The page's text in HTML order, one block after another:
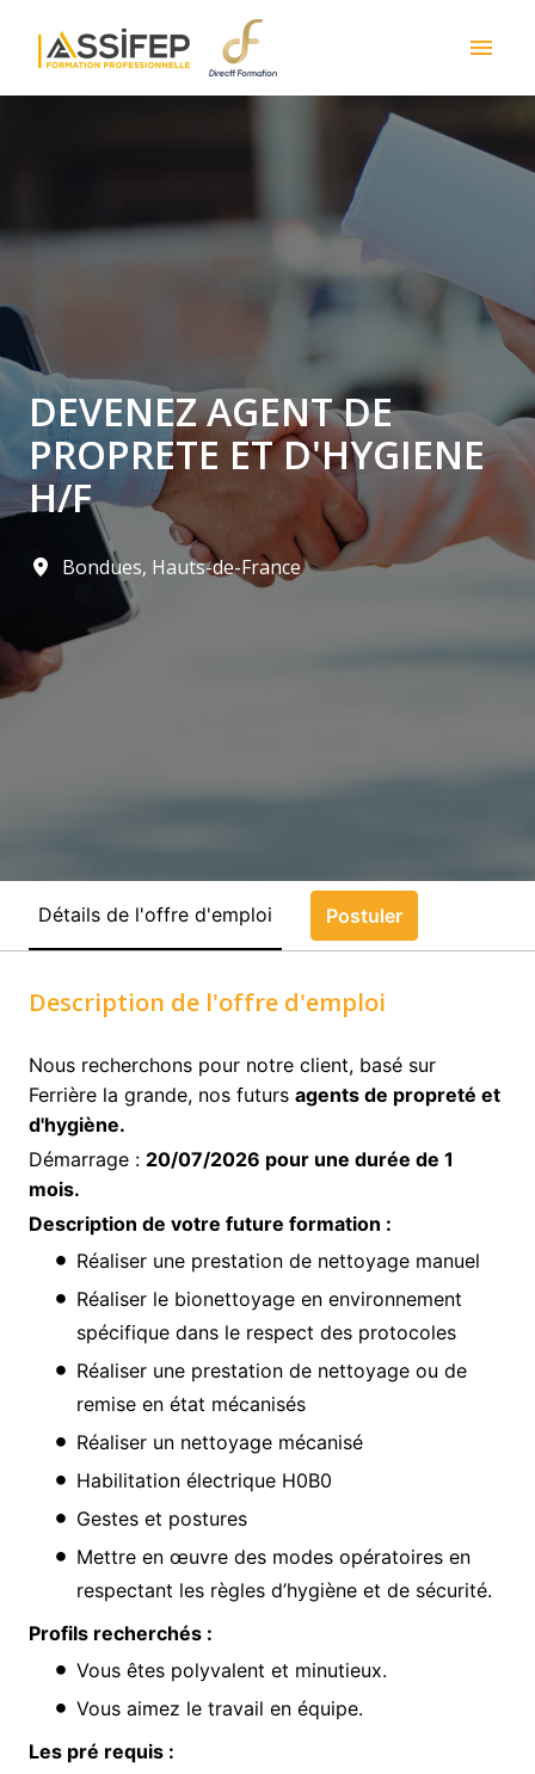
contentHomepage
DEVENEZ AGENT DE
PROPRETE ET D'HYGIENE
H/F
Bondues, Hauts-de-France
Détails de l'offre d'emploi Postuler
Description de l'offre d'emploi
Nous recherchons pour notre client, basé sur
Ferrière la grande, nos futurs agents de propreté et
d'hygiène.
Démarrage : 20/07/2026 pour une durée de 1
mois.
Description de votre future formation :
Réaliser une prestation de nettoyage manuel
Réaliser le bionettoyage en environnement
spécifique dans le respect des protocoles
Réaliser une prestation de nettoyage ou de
remise en état mécanisés
Réaliser un nettoyage mécanisé
Habilitation électrique H0B0
Gestes et postures
Mettre en œuvre des modes opératoires en
respectant les règles d’hygiène et de sécurité.
Profils recherchés :
Vous êtes polyvalent et minutieux.
Vous aimez le travail en équipe.
Les pré requis :